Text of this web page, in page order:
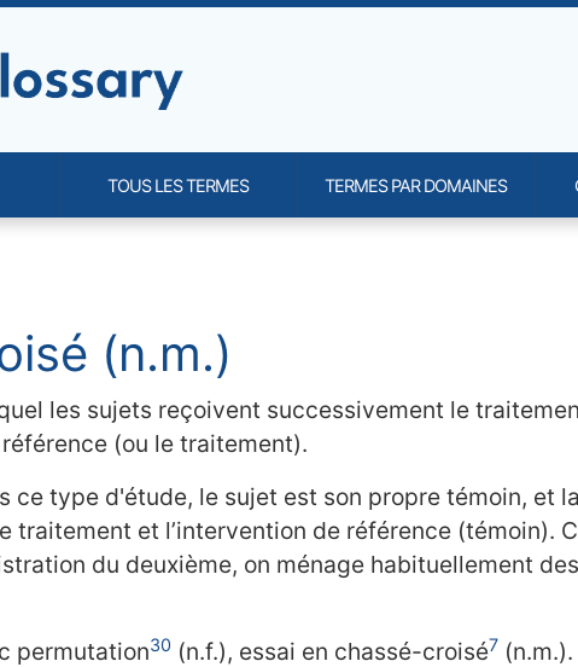
related functionality and
(n.m.)
les sujets reçoivent successivement le
(ou le traitement).
ce type d'étude, le sujet est son propre témoin, et
traitement et l’intervention de référence
du deuxième, on ménage habituellement
permutation30 (n.f.), essai en chassé-croisé7 (n.m.).
etc.
TOUS LES TERMES TERMES PAR DOMAINES